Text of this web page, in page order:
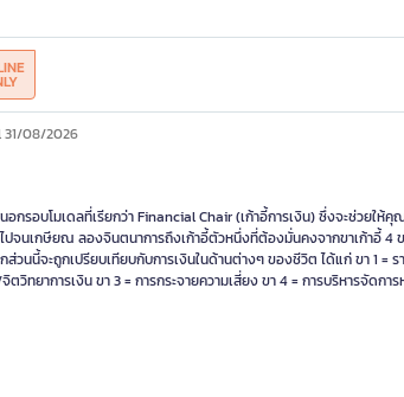
08/2026
อกรอบโมเดลที่เรียกว่า Financial Chair (เก้าอี้การเงิน) ซึ่งจะช่วยให้คุ
ปจนเกษียณ ลองจินตนาการถึงเก้าอี้ตัวหนึ่งที่ต้องมั่นคงจากขาเก้าอี้ 4
วนนี้จะถูกเปรียบเทียบกับการเงินในด้านต่างๆ ของชีวิต ได้แก่ ขา 1 = ร
วิทยาการเงิน ขา 3 = การกระจายความเสี่ยง ขา 4 = การบริหารจัดกา